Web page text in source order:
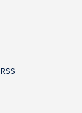
RSS